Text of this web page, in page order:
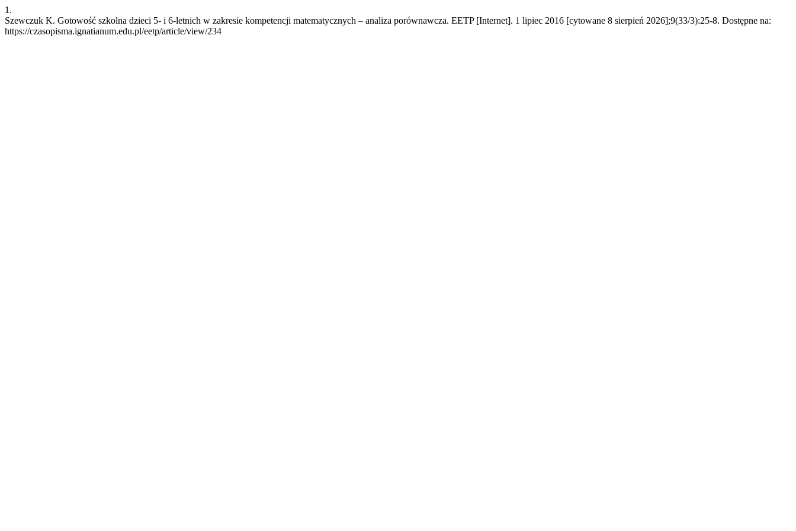
1.
Szewczuk K. Gotowość szkolna dzieci 5- i 6-letnich w zakresie kompetencji matematycznych – analiza porównawcza. EETP [Internet]. 1 lipiec 2016 [cytowane 8 sierpień 2026];9(33/3):25-8. Dostępne na:
https://czasopisma.ignatianum.edu.pl/eetp/article/view/234